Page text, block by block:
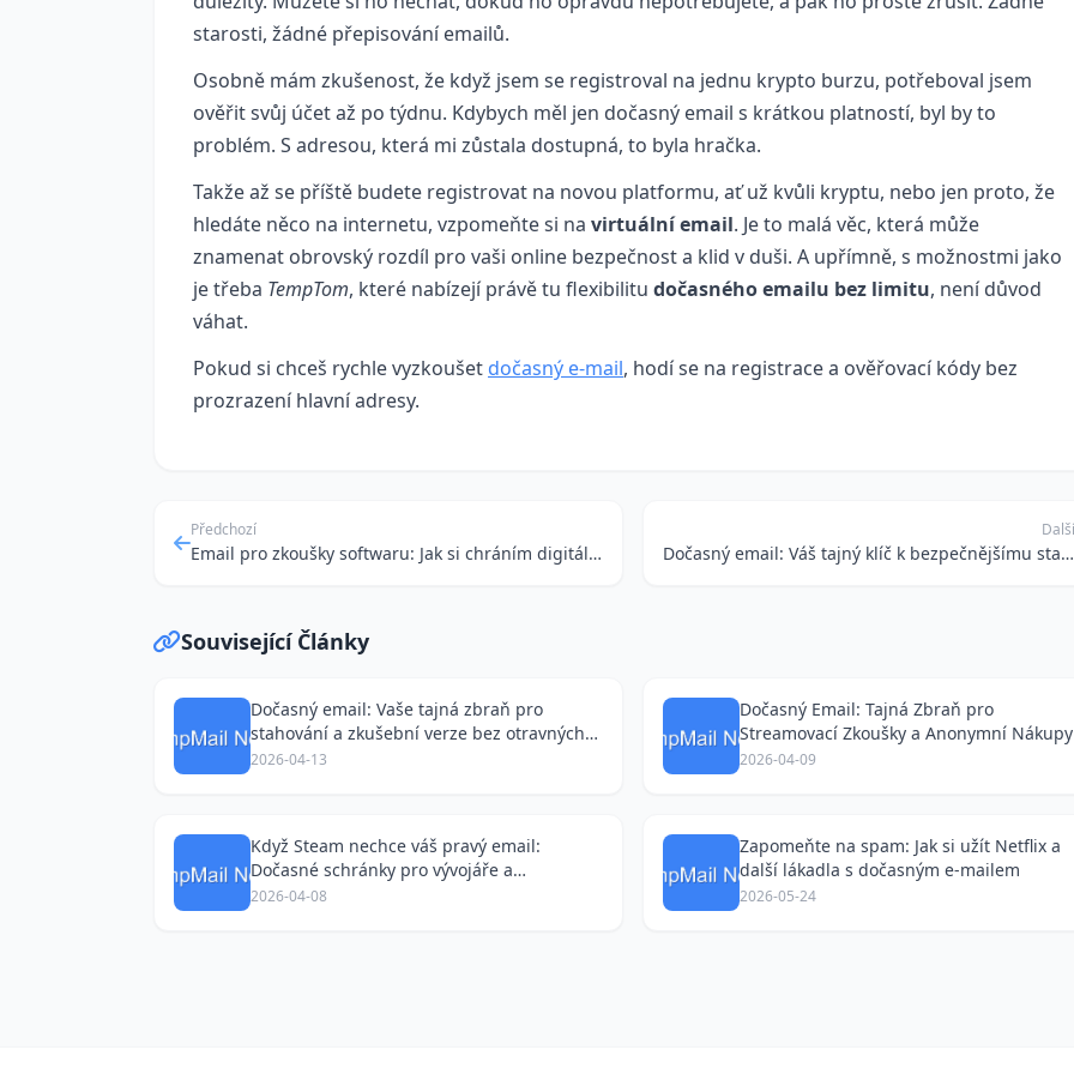
starosti, žádné přepisování emailů.
Osobně mám zkušenost, že když jsem se registroval na jednu krypto burzu, potřeboval jsem
ověřit svůj účet až po týdnu. Kdybych měl jen dočasný email s krátkou platností, byl by to
problém. S adresou, která mi zůstala dostupná, to byla hračka.
Takže až se příště budete registrovat na novou platformu, ať už kvůli kryptu, nebo jen proto, že
hledáte něco na internetu, vzpomeňte si na virtuální email. Je to malá věc, která může
znamenat obrovský rozdíl pro vaši online bezpečnost a klid v duši. A upřímně, s možnostmi jako
je třeba TempTom, které nabízejí právě tu flexibilitu dočasného emailu bez limitu, není důvod
váhat.
Pokud si chceš rychle vyzkoušet dočasný e‑mail, hodí se na registrace a ověřovací kódy bez
prozrazení hlavní adresy.
Předchozí
Email pro zkoušky softwaru: Jak si chráním digitální klid a získávám nejlepší nabídky
Další
Dočasný email: Váš tajný klíč k bezpečnějšímu stahování a blogování
Související Články
Dočasný email: Vaše tajná zbraň pro
stahování a zkušební verze bez otravných
spamů
2026-04-13
Dočasný Email: Tajná Zbraň pro
Streamovací Zkoušky a Anonymní Nákupy
na Bazoši
2026-04-09
Když Steam nechce váš pravý email:
Dočasné schránky pro vývojáře a
automatizaci
2026-04-08
Zapomeňte na spam: Jak si užít Netflix a
další lákadla s dočasným e-mailem
2026-05-24